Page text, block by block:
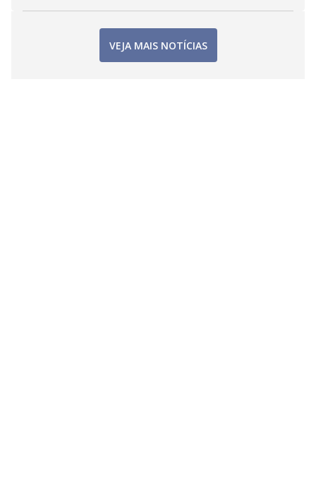
VEJA MAIS NOTÍCIAS